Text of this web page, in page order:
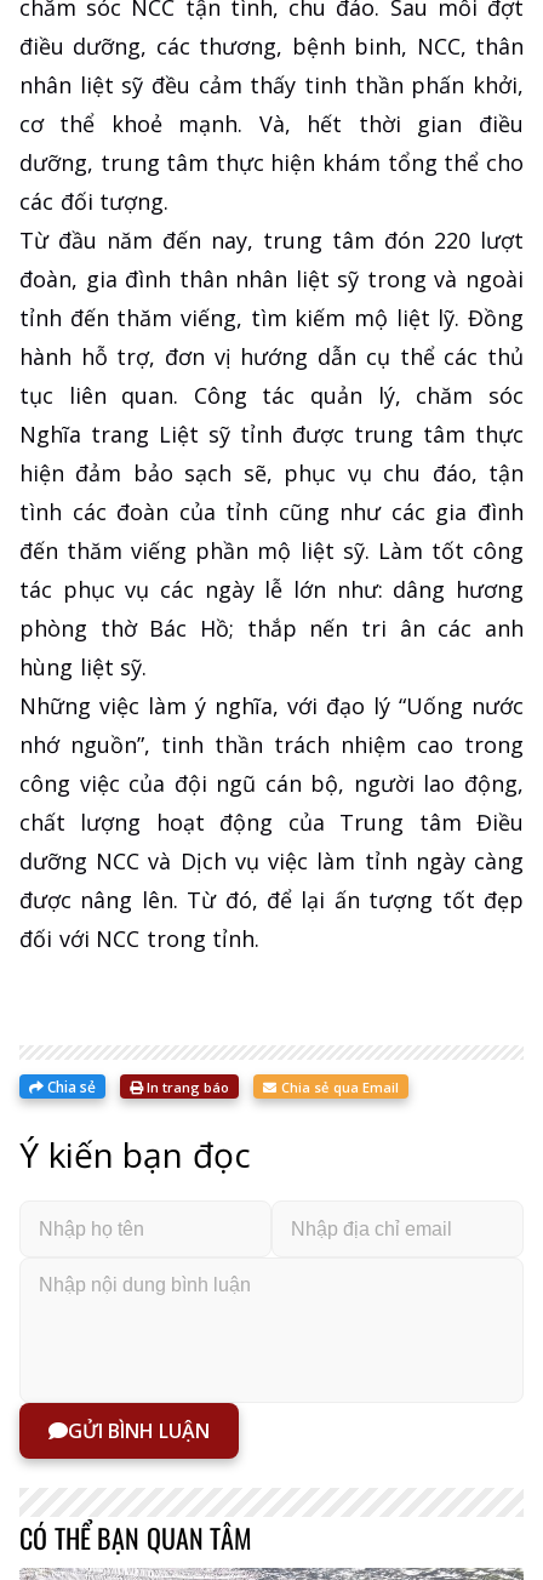
chăm sóc NCC tận tình, chu đáo. Sau mỗi đợt
điều dưỡng, các thương, bệnh binh, NCC, thân
nhân liệt sỹ đều cảm thấy tinh thần phấn khởi,
cơ thể khoẻ mạnh. Và, hết thời gian điều
dưỡng, trung tâm thực hiện khám tổng thể cho
các đối tượng.
Từ đầu năm đến nay, trung tâm đón 220 lượt
đoàn, gia đình thân nhân liệt sỹ trong và ngoài
tỉnh đến thăm viếng, tìm kiếm mộ liệt lỹ. Đồng
hành hỗ trợ, đơn vị hướng dẫn cụ thể các thủ
tục liên quan. Công tác quản lý, chăm sóc
Nghĩa trang Liệt sỹ tỉnh được trung tâm thực
hiện đảm bảo sạch sẽ, phục vụ chu đáo, tận
tình các đoàn của tỉnh cũng như các gia đình
đến thăm viếng phần mộ liệt sỹ. Làm tốt công
tác phục vụ các ngày lễ lớn như: dâng hương
phòng thờ Bác Hồ; thắp nến tri ân các anh
hùng liệt sỹ.
Những việc làm ý nghĩa, với đạo lý “Uống nước
nhớ nguồn”, tinh thần trách nhiệm cao trong
công việc của đội ngũ cán bộ, người lao động,
chất lượng hoạt động của Trung tâm Điều
dưỡng NCC và Dịch vụ việc làm tỉnh ngày càng
được nâng lên. Từ đó, để lại ấn tượng tốt đẹp
đối với NCC trong tỉnh.
Chia sẻ In trang báo Chia sẻ qua Email
Ý kiến bạn đọc
GỬI BÌNH LUẬN
CÓ THỂ BẠN QUAN TÂM